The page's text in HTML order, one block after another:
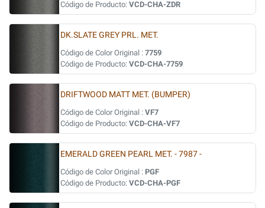
Código de Producto: VCD-CHA-ZDR
DK.SLATE GREY PRL. MET.
Código de Color Original : 7759
Código de Producto: VCD-CHA-7759
DRIFTWOOD MATT MET. (BUMPER)
Código de Color Original : VF7
Código de Producto: VCD-CHA-VF7
EMERALD GREEN PEARL MET. - 7987 -
Código de Color Original : PGF
Código de Producto: VCD-CHA-PGF